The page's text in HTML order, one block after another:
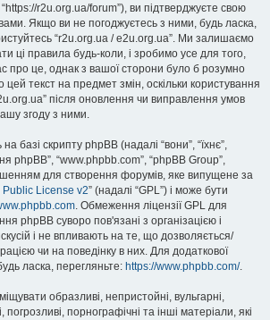
r2u.org.ua/forum”), ви підтверджуєте свою
Якщо ви не погоджуєтесь з ними, будь ласка,
“r2u.org.ua / e2u.org.ua”. Ми залишаємо
ці правила будь-коли, і зробимо усе для того,
про це, однак з вашої сторони було б розумно
текст на предмет змін, оскільки користування
після оновлення чи виправлення умов
згоду з ними.
базі скрипту phpBB (надалі “вони”, “їхнє”,
phpBB”, “www.phpbb.com”, “phpBB Group”,
для створення форумів, яке випущене за
License v2” (надалі “GPL”) і може бути
. Обмеження ліцензії GPL для
phpBB суворо пов'язані з організацією і
і не впливають на те, що дозволяється/
чи на поведінку в них. Для додаткової
ласка, перегляньте: https://www.phpbb.com/.
образливі, непристойні, вульгарні,
погрозливі, порнографічні та інші матеріали, які